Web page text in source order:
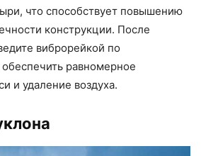
что способствует повышению
конструкции. После
виброрейкой по
равномерное
и удаление воздуха.